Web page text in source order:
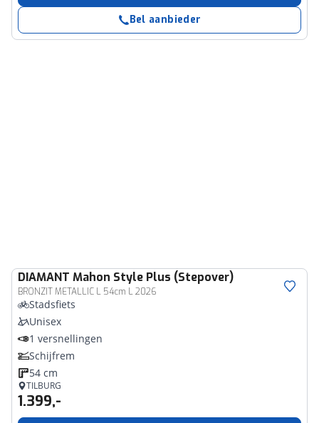
Bel aanbieder
DIAMANT Mahon Style Plus (Stepover)
BRONZIT METALLIC L 54cm L 2026
Stadsfiets
Unisex
1 versnellingen
Schijfrem
54 cm
TILBURG
1.399,-